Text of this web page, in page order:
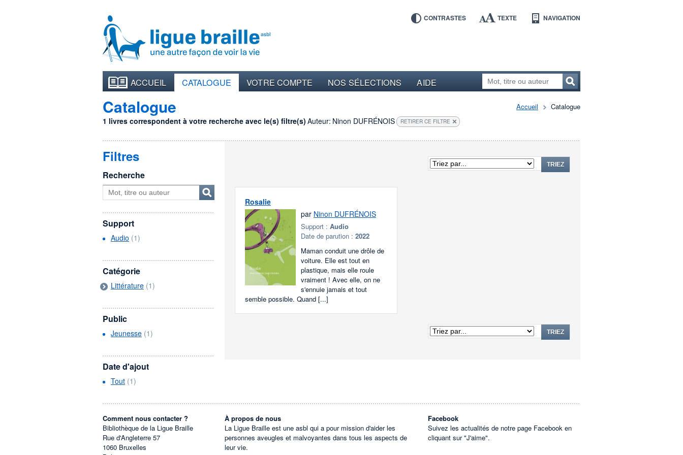
CONTRASTES TEXTE NAVIGATION
ACCUEIL CATALOGUE VOTRE COMPTE NOS SÉLECTIONS AIDE
Accueil Catalogue
Catalogue
1 livres correspondent à votre recherche avec le(s) filtre(s) Auteur: Ninon DUFRÉNOIS RETIRER CE FILTRE
TRIEZ
Rosalie
par Ninon DUFRÉNOIS
Support :Audio
Date de parution :2022
Maman conduit une drôle de
voiture. Elle est tout en
plastique, mais elle roule
vraiment ! Avec elle, on ne
s'ennuie jamais et tout
semble possible. Quand [...]
TRIEZ
Filtres
Recherche
Support
Audio (1)
Catégorie
Littérature (1)
Public
Jeunesse (1)
Date d'ajout
Tout (1)
Comment nous contacter ?
Bibliothèque de la Ligue Braille
Rue d'Angleterre 57
1060 Bruxelles
À propos de nous
La Ligue Braille est une asbl qui a pour mission d'aider les
personnes aveugles et malvoyantes dans tous les aspects de
leur vie.
Facebook
Suivez les actualités de notre page Facebook en
cliquant sur "J'aime".